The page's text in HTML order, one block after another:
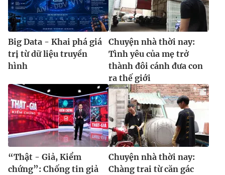
Big Data - Khai phá giá
trị từ dữ liệu truyền
hình
Chuyện nhà thời nay:
Tình yêu của mẹ trở
thành đôi cánh đưa con
ra thế giới
“Thật - Giả, Kiểm
chứng”: Chống tin giả
Chuyện nhà thời nay:
Chàng trai từ căn gác